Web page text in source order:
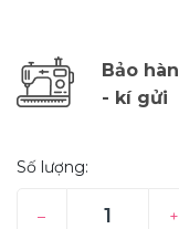
Bảo
- kí gửi
Số lượng:
– +